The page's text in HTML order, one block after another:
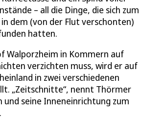
– all die Dinge, die sich zum
dem (von der Flut verschonten)
hatten.
Walporzheim in Kommern auf
verzichten muss, wird er auf
in zwei verschiedenen
„Zeitschnitte“, nennt Thörmer
und seine Inneneinrichtung zum